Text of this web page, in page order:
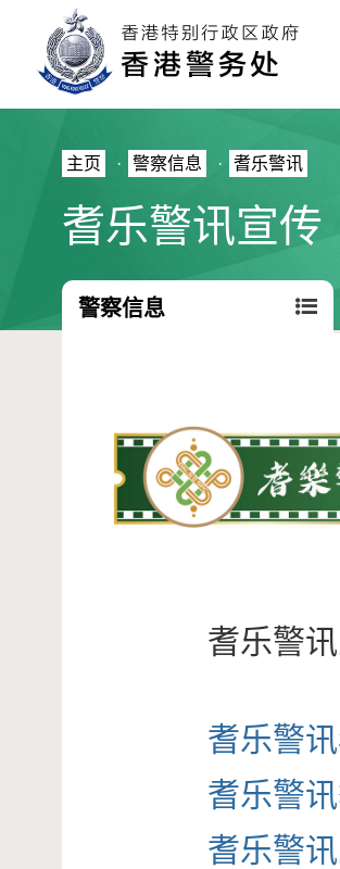
主页 · 警察信息 · 耆乐警讯
耆乐警讯宣传
警察信息
耆乐警
耆乐警
耆乐警讯
耆乐警